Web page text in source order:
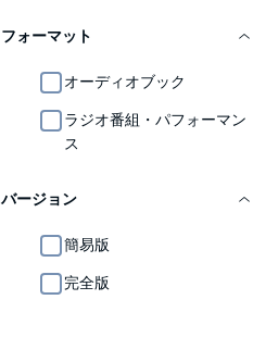
フォーマット
オーディオブック
ラジオ番組・パフォーマン
ス
バージョン
簡易版
完全版